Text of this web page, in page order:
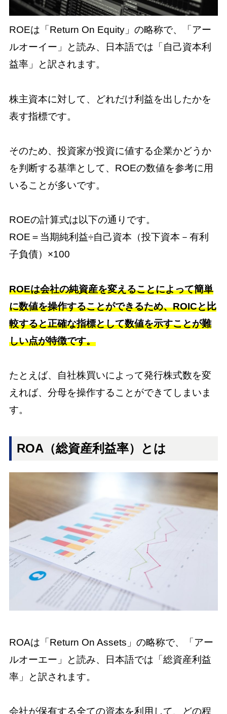
ROEは「Return On Equity」の略称で、「アー
ルオーイー」と読み、日本語では「自己資本利
益率」と訳されます。
株主資本に対して、どれだけ利益を出したかを
表す指標です。
そのため、投資家が投資に値する企業かどうか
を判断する基準として、ROEの数値を参考に用
いることが多いです。
ROEの計算式は以下の通りです。
ROE＝当期純利益÷自己資本（投下資本－有利
子負債）×100
ROEは会社の純資産を変えることによって簡単
に数値を操作することができるため、ROICと比
較すると正確な指標として数値を示すことが難
しい点が特徴です。
たとえば、自社株買いによって発行株式数を変
えれば、分母を操作することができてしまいま
す。
ROA（総資産利益率）とは
ROAは「Return On Assets」の略称で、「アー
ルオーエー」と読み、日本語では「総資産利益
率」と訳されます。
会社が保有する全ての資本を利用して、どの程